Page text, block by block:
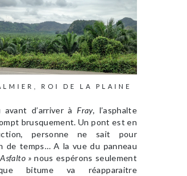
ROI DE LA PLAINE
avant d’arriver àFray, l’asphalte
brusquement. Un pont est en
personne ne sait pour
de temps… A la vue du panneau
» nous espérons seulement
bitume va réapparaitre